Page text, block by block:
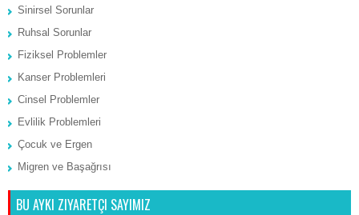
Sinirsel Sorunlar
Ruhsal Sorunlar
Fiziksel Problemler
Kanser Problemleri
Cinsel Problemler
Evlilik Problemleri
Çocuk ve Ergen
Migren ve Başağrısı
BU AYKI ZIYARETÇI SAYIMIZ